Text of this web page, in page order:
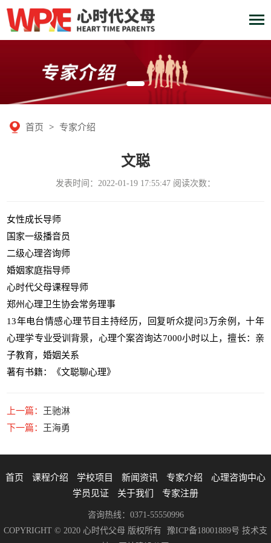
首页 > 专家介绍
文聪
发表时间：2022-01-19 17:55:47 阅读次数：
女性成长导师
国家一级播音员
二级心理咨询师
婚姻家庭指导师
心时代父母课程导师
郑州心理卫生协会常务理事
13年电台情感心理节目主持经历，回复听众提问3万余例，十年
心理学专业受训背景，心理个案咨询达7000小时以上，擅长：亲
子教育，婚姻关系
著有书籍：《文聪聊心理》
上一篇：
王驰淋
下一篇：
王海勇
首页 课程介绍 学校项目 新闻资讯 专家介绍
心理咨询中心
学员见证
关于我们 专家注册
咨询热线：0371-55550996
COPYRIGHT © 2020 心时代父母 版权所有
豫ICP备18001889号 技术支